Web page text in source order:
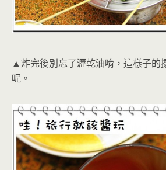
▲炸完後別忘了瀝乾油唷，這樣子的
呢。